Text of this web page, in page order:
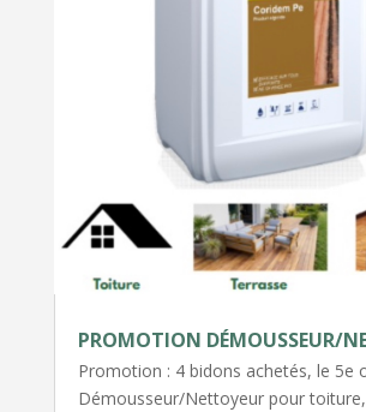
PROMOTION DÉMOUSSEUR/
Promotion : 4 bidons achetés, le 5e
Démousseur/Nettoyeur pour